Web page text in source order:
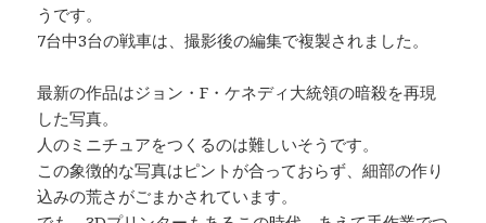
うです。
7台中3台の戦車は、撮影後の編集で複製されました。
最新の作品はジョン・F・ケネディ大統領の暗殺を再現
した写真。
人のミニチュアをつくるのは難しいそうです。
この象徴的な写真はピントが合っておらず、細部の作り
込みの荒さがごまかされています。